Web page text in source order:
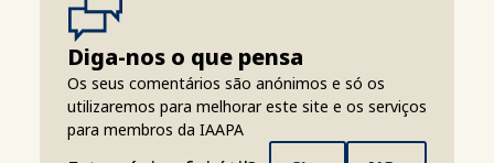
Diga-nos o que pensa
Os seus comentários são anónimos e só os
utilizaremos para melhorar este site e os serviços
para membros da IAAPA